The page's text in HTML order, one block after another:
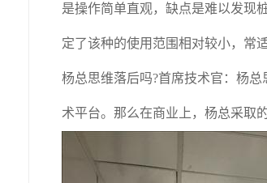
是操作简单直观，缺点是难以发现
定了该种的使用范围相对较小，常
杨总思维落后吗?首席技术官：杨
术平台。那么在商业上，杨总采取